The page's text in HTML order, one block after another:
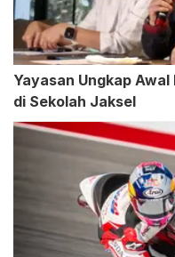
Yayasan Ungkap
di Sekolah Jaksel